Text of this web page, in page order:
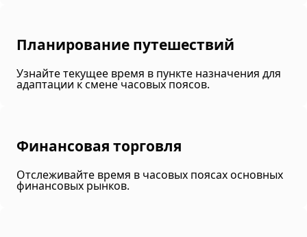
Планирование путешествий
Узнайте текущее время в пункте назначения для
адаптации к смене часовых поясов.
Финансовая торговля
Отслеживайте время в часовых поясах основных
финансовых рынков.